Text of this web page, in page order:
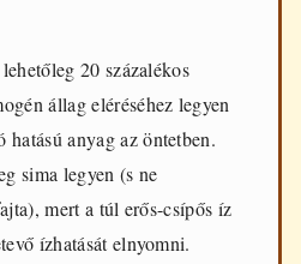
20 százalékos
állag eléréséhez legyen
hatású anyag az öntetben.
sima legyen (s ne
mert a túl erős-csípős íz
ízhatását elnyomni.